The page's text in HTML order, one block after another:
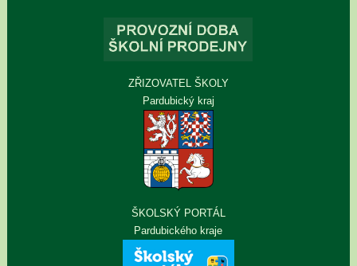
ZŘIZOVATEL ŠKOLY
Pardubický kraj
ŠKOLSKÝ PORTÁL
Pardubického kraje